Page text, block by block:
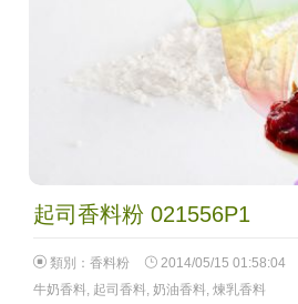
起司香料粉 021556P1
類別： 香料粉 2014/05/15 01:58:04
牛奶香料, 起司香料, 奶油香料, 煉乳香料